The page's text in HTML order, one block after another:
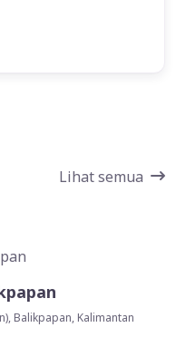
Lihat semua
Balikpapan, Kalimantan